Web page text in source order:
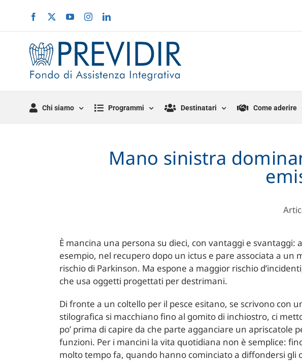
contenuto
Facebook
X YouTubeInstagramLinkedIn
Chi siamo Programmi Destinatari Come aderire
Mano sinistra
È mancina una persona su dieci, con vantaggi e svantaggi:
esempio, nel recupero dopo un ictus e pare associata a un
rischio di Parkinson. Ma espone a maggior rischio
che usa oggetti progettati per destrimani.
Di fronte a un coltello per il pesce esitano, se scrivono con
stilografica si macchiano fino al gomito di inchiostro, ci
po’ prima di capire da che parte agganciare un apriscatole
funzioni. Per i mancini la vita quotidiana non è semplice:
molto tempo fa, quando hanno cominciato a diffondersi gli